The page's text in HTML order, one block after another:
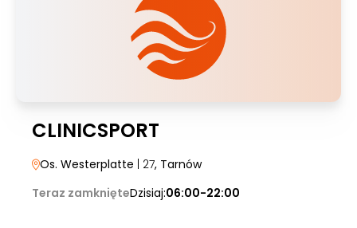
CLINICSPORT
Os. Westerplatte | 27, Tarnów
Teraz zamknięteDzisiaj:06:00-22:00